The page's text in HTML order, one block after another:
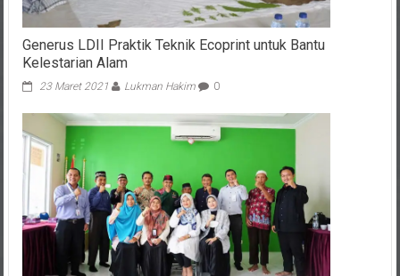
Generus LDII Praktik Teknik Ecoprint untuk Bantu
Kelestarian Alam
23 Maret 2021 Lukman Hakim 0